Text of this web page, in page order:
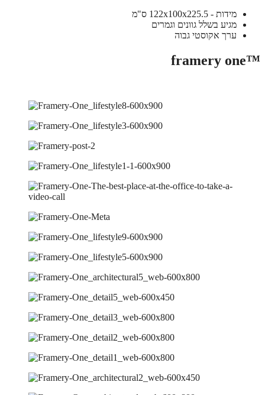
מידות - 122x100x225.5 ס"מ
מגיע בשלל גוונים וגמרים
ערך אקוסטי גבוה
™framery one